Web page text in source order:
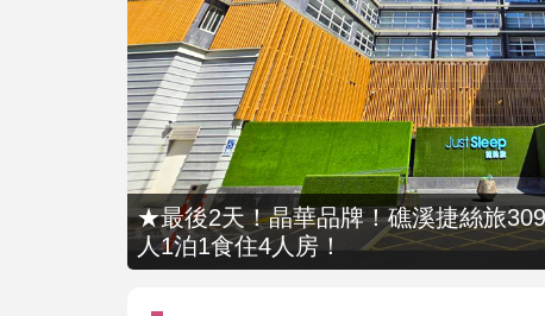
★最後2天！晶華品牌！礁溪捷絲旅
人1泊1食住4人房！